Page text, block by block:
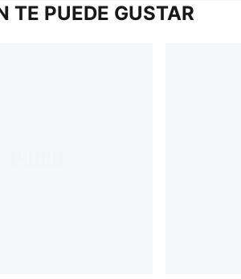
TE PUEDE GUSTAR